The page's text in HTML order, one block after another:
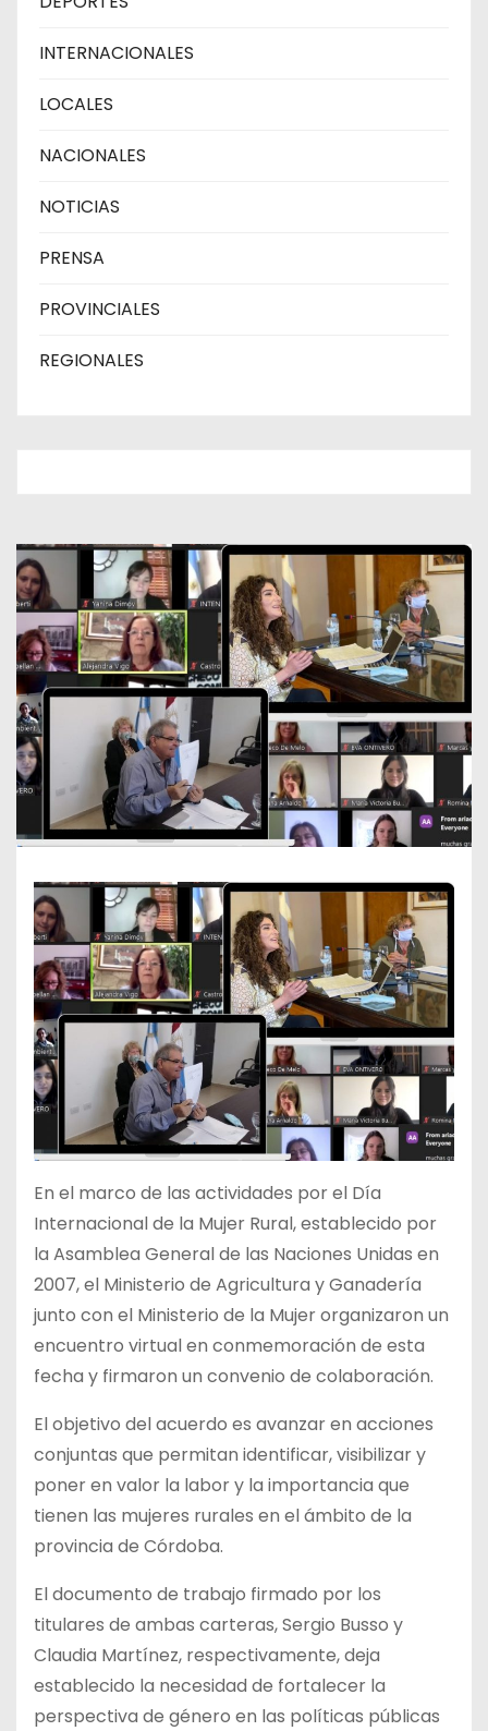
INTERNACIONALES
LOCALES
NACIONALES
NOTICIAS
PRENSA
PROVINCIALES
REGIONALES
En el marco de las actividades por el Día
Internacional de la Mujer Rural, establecido por
la Asamblea General de las Naciones Unidas en
2007, el Ministerio de Agricultura y Ganadería
junto con el Ministerio de la Mujer organizaron un
encuentro virtual en conmemoración de esta
fecha y firmaron un convenio de colaboración.
El objetivo del acuerdo es avanzar en acciones
conjuntas que permitan identificar, visibilizar y
poner en valor la labor y la importancia que
tienen las mujeres rurales en el ámbito de la
provincia de Córdoba.
El documento de trabajo firmado por los
titulares de ambas carteras, Sergio Busso y
Claudia Martínez, respectivamente, deja
establecido la necesidad de fortalecer la
perspectiva de género en las políticas públicas